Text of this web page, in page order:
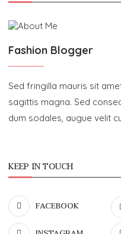
Fashion Blogger
Sed fringilla mauris sit
sagittis magna. Sed
dum sodales, augue velit
KEEP IN TOUCH
FACEBOOK